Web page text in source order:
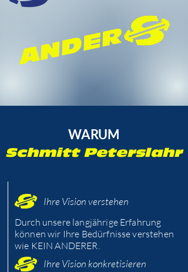
ANDER
WARUM
Schmitt Peterslahr
Ihre Vision verstehen
Durch unsere langjährige Erfahrung
können wir Ihre Bedürfnisse verstehen
wie KEIN ANDERER.
Ihre Vision konkretisieren